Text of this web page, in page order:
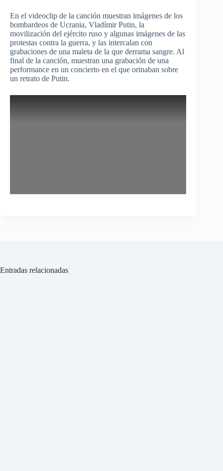
En el videoclip de la canción muestran imágenes de los
bombardeos de Ucrania, Vladímir Putin, la
movilización del ejército ruso y algunas imágenes de las
protestas contra la guerra, y las intercalan con
grabaciones de una maleta de la que derrama sangre. Al
final de la canción, muestran una grabación de una
performance en un concierto en el que orinaban sobre
un retrato de Putin.
Entradas relacionadas